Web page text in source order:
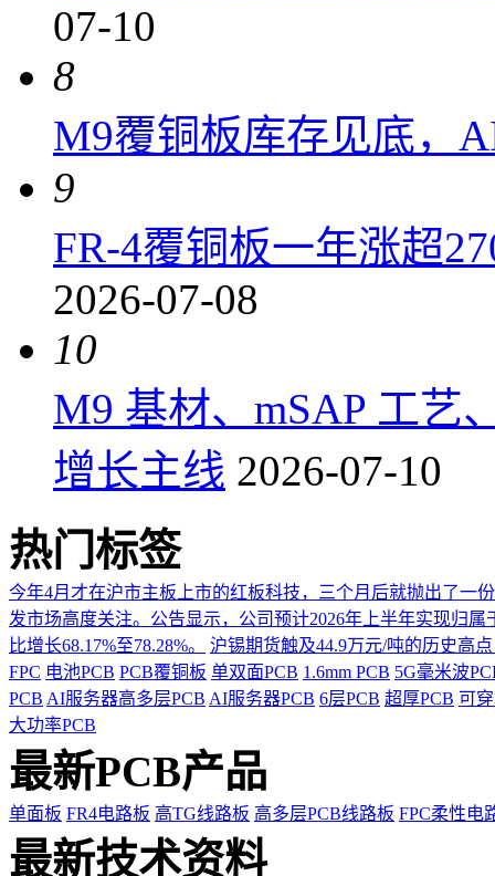
07-10
8
M9覆铜板库存见底，
9
FR-4覆铜板一年涨超
2026-07-08
10
M9 基材、mSAP 工艺
增长主线 2026-07-10
热门标签
今年4月才在沪市主板上市的红板科技，三个月后就抛出了一
发市场高度关注。公告显示，公司预计2026年上半年实现归
比增长68.17%至78.28%。
沪锡期货触及44.9万元/吨的历史高
FPC 电池PCB PCB覆铜板 单双面PCB 1.6mm PCB 5G毫米波
PCB AI服务器高多层PCB AI服务器PCB 6层PCB 超厚PCB 可
大功率PCB
最新PCB产品
单面板 FR4电路板 高TG线路板 高多层PCB线路板 FPC柔性电
最新技术资料